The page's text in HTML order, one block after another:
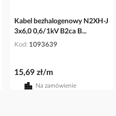
Kabel bezhalogenowy N2XH-J
3x6,0 0,6/1kV B2ca B...
Kod 1093639
15,69 zł/m
Na zamówienie